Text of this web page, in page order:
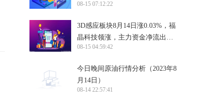
08-15 07:12:22
3D感应板块8月14日涨0.03%，福
晶科技领涨，主力资金净流出
3.09亿元
08-15 04:59:42
今日晚间原油行情分析（2023年8
月14日）
08-14 22:57:41